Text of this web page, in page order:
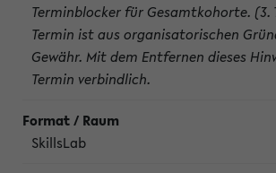
Terminblocker für Gesamtkohorte. (3.
Termin ist aus organisatorischen
Gewähr. Mit dem Entfernen dieses
Termin verbindlich.
SkillsLab